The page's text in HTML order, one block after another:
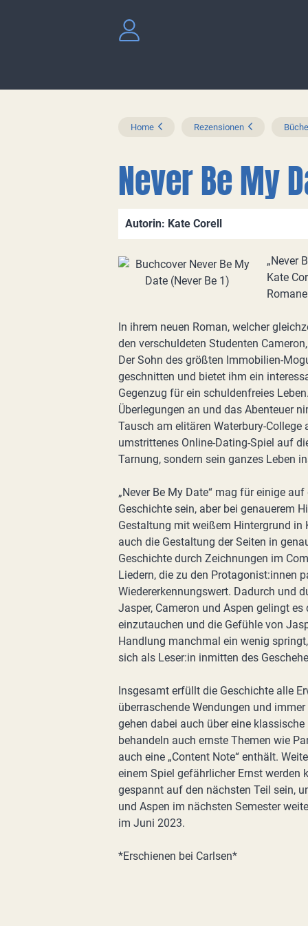
Home Rezensionen
Never Be My
Autorin: Kate Corell
„Never
Kate
In ihrem neuen Roman, welcher
den verschuldeten Studenten
Der Sohn des größten Immobilien-
geschnitten und bietet ihm ein
Gegenzug für ein schuldenfreies
Überlegungen an und das Abenteuer
Tausch am elitären Waterbury-
umstrittenes Online-Dating-Spiel auf
Tarnung, sondern sein ganzes Leben
„Never Be My Date“ mag für einige
Geschichte sein, aber bei genauerem
Gestaltung mit weißem Hintergrund
auch die Gestaltung der Seiten in
Geschichte durch Zeichnungen im
Liedern, die zu den Protagonist:innen
Wiedererkennungswert. Dadurch und
Jasper, Cameron und Aspen gelingt
einzutauchen und die Gefühle von
Handlung manchmal ein wenig
sich als Leser:in inmitten des
Insgesamt erfüllt die Geschichte alle
überraschende Wendungen und
gehen dabei auch über eine
behandeln auch ernste Themen wie
auch eine „Content Note“ enthält.
einem Spiel gefährlicher Ernst werden
gespannt auf den nächsten Teil sein,
und Aspen im nächsten Semester
im Juni 2023.
*Erschienen bei Carlsen*